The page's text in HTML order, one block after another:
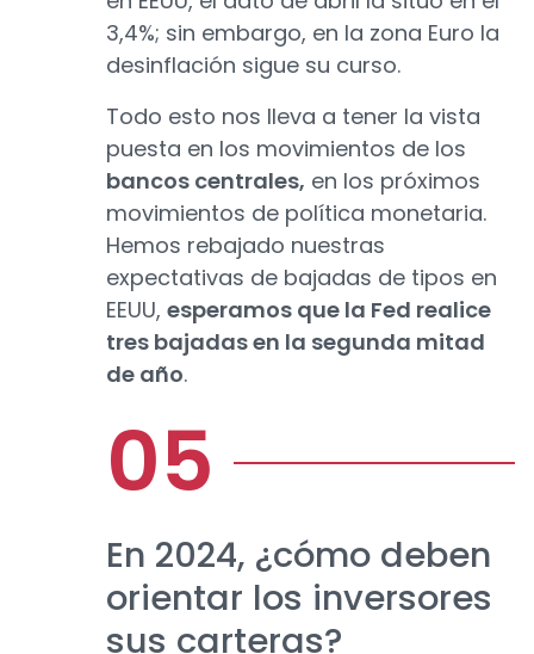
3,4%; sin embargo, en la zona Euro la
desinflación sigue su curso.
Todo esto nos lleva a tener la vista
puesta en los movimientos de los
bancos centrales, en los próximos
movimientos de política monetaria.
Hemos rebajado nuestras
expectativas de bajadas de tipos en
EEUU, esperamos que la Fed realice
tres bajadas en la segunda mitad
de año.
En 2024, ¿cómo deben
orientar los inversores
sus carteras?